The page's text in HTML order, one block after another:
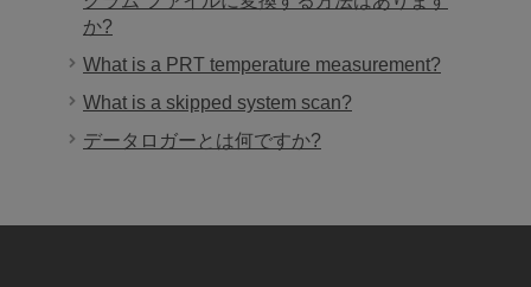
か?
What is a PRT temperature measurement?
What is a skipped system scan?
データロガーとは何ですか?